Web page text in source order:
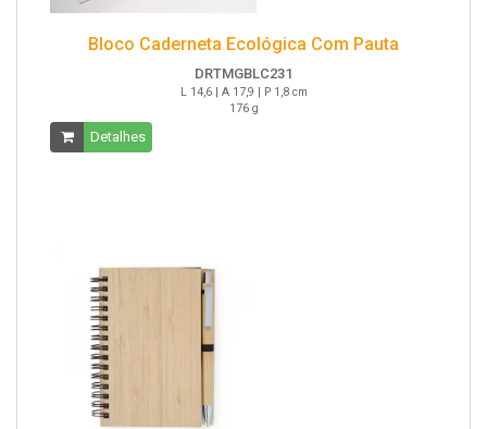
Bloco Caderneta Ecológica Com Pauta
DRTMGBLC231
L 14,6 | A 17,9 | P 1,8 cm
176 g
Detalhes